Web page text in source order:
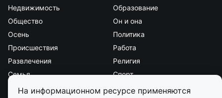
На информационном ресурсе применяются
Недвижимость
Образование
Общество
Он и она
Осень
Политика
Происшествия
Работа
Развлечения
Религия
Семья
Спорт
Стиль и красота
Страна и мир